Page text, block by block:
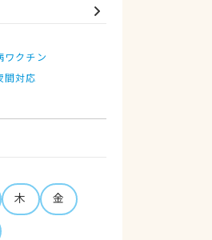
ワクチン
間対応
木
金